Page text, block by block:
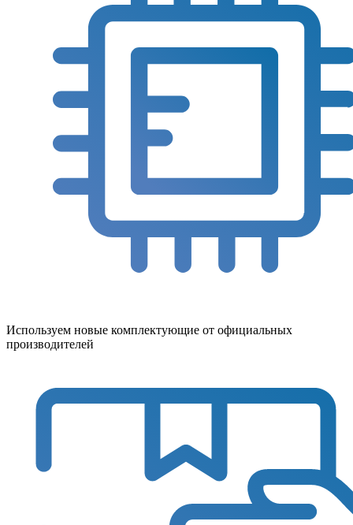
Используем новые комплектующие от официальных
производителей